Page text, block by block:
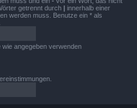
getrennt durch | innerhalb einer
werden muss. Benutze ein * als
angegeben verwenden